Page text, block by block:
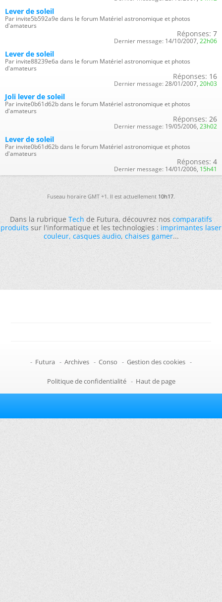
Lever de soleil
Par invite5b592a9e dans le forum Matériel astronomique et photos
d'amateurs
Réponses: 7
Dernier message: 14/10/2007, 22h06
Lever de soleil
Par invite88239e6a dans le forum Matériel astronomique et photos
d'amateurs
Réponses: 16
Dernier message: 28/01/2007, 20h03
Joli lever de soleil
Par invite0b61d62b dans le forum Matériel astronomique et photos
d'amateurs
Réponses: 26
Dernier message: 19/05/2006, 23h02
Lever de soleil
Par invite0b61d62b dans le forum Matériel astronomique et photos
d'amateurs
Réponses: 4
Dernier message: 14/01/2006, 15h41
Fuseau horaire GMT +1. Il est actuellement10h17.
Dans la rubriqueTechde Futura, découvrez noscomparatifs
produitssur l'informatique et les technologies :imprimantes laser
couleur,casques audio,chaises gamer...
- Futura - Archives - Conso - Gestion des cookies -
Politique de confidentialité - Haut de page